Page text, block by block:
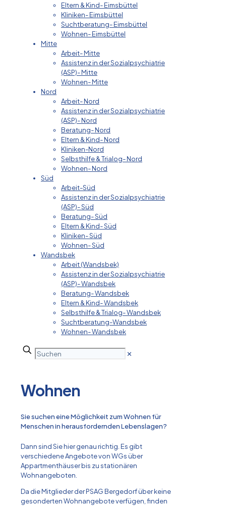
Eltern & Kind- Eimsbüttel
Kliniken- Eimsbüttel
Suchtberatung- Eimsbüttel
Wohnen- Eimsbüttel
Mitte
Arbeit- Mitte
Assistenz in der Sozialpsychiatrie
(ASP)- Mitte
Wohnen- Mitte
Nord
Arbeit- Nord
Assistenz in der Sozialpsychiatrie
(ASP)- Nord
Beratung- Nord
Eltern & Kind- Nord
Kliniken-Nord
Selbsthilfe & Trialog- Nord
Wohnen- Nord
Süd
Arbeit-Süd
Assistenz in der Sozialpsychiatrie
(ASP)- Süd
Beratung- Süd
Eltern & Kind- Süd
Kliniken- Süd
Wohnen- Süd
Wandsbek
Arbeit (Wandsbek)
Assistenz in der Sozialpsychiatrie
(ASP)- Wandsbek
Beratung- Wandsbek
Eltern & Kind- Wandsbek
Selbsthilfe & Trialog- Wandsbek
Suchtberatung-Wandsbek
Wohnen- Wandsbek
✕
Wohnen
Sie suchen eine Möglichkeit zum Wohnen für
Menschen in herausfordernden Lebenslagen?
Dann sind Sie hier genau richtig. Es gibt
verschiedene Angebote von WGs über
Appartmenthäuser bis zu stationären
Wohnangeboten.
Da die Mitglieder der PSAG Bergedorf über keine
gesonderten Wohnangebote verfügen, finden